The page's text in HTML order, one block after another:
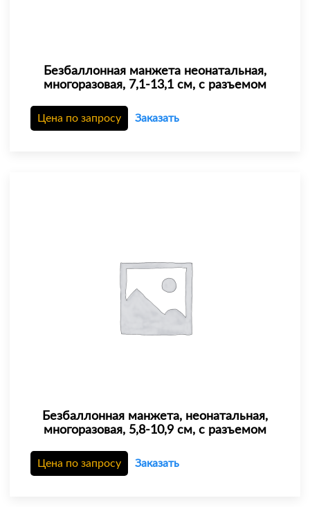
Безбаллонная манжета неонатальная,
многоразовая, 7,1-13,1 см, с разъемом
Цена по запросу Заказать
Безбаллонная манжета, неонатальная,
многоразовая, 5,8-10,9 см, с разъемом
Цена по запросу Заказать